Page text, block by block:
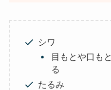
シワ
目もとや口も
る
たるみ